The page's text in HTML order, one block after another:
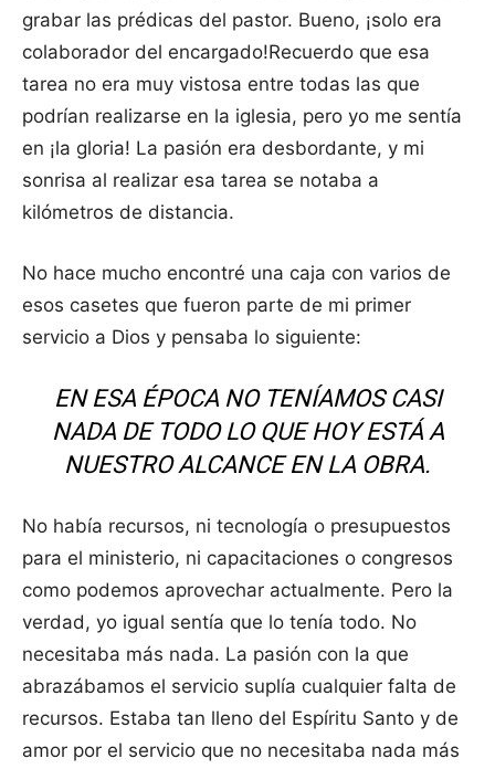
grabar las prédicas del pastor. Bueno, ¡solo era
colaborador del encargado!Recuerdo que esa
tarea no era muy vistosa entre todas las que
podrían realizarse en la iglesia, pero yo me sentía
en ¡la gloria! La pasión era desbordante, y mi
sonrisa al realizar esa tarea se notaba a
kilómetros de distancia.
No hace mucho encontré una caja con varios de
esos casetes que fueron parte de mi primer
servicio a Dios y pensaba lo siguiente:
EN ESA ÉPOCA NO TENÍAMOS CASI
NADA DE TODO LO QUE HOY ESTÁ A
NUESTRO ALCANCE EN LA OBRA.
No había recursos, ni tecnología o presupuestos
para el ministerio, ni capacitaciones o congresos
como podemos aprovechar actualmente. Pero la
verdad, yo igual sentía que lo tenía todo. No
necesitaba más nada. La pasión con la que
abrazábamos el servicio suplía cualquier falta de
recursos. Estaba tan lleno del Espíritu Santo y de
amor por el servicio que no necesitaba nada más